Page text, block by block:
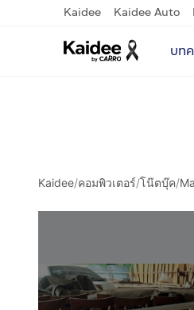
Kaidee Kaidee Auto
บท
Kaidee/คอมพิวเตอร์/โน๊ตบุ๊ค/